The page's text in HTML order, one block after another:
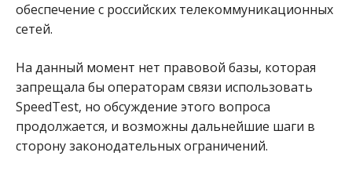
обеспечение с российских телекоммуникационных
сетей.
На данный момент нет правовой базы, которая
запрещала бы операторам связи использовать
SpeedTest, но обсуждение этого вопроса
продолжается, и возможны дальнейшие шаги в
сторону законодательных ограничений.